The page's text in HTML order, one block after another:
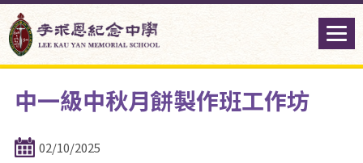
中一級中秋月餅製作班工作坊
02/10/2025